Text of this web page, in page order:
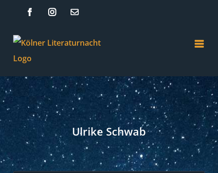
springen
FacebookInstagram
E-
Ulrike Schwab